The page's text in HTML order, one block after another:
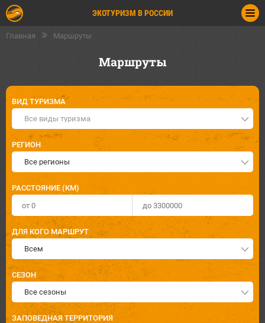
ЭКОТУРИЗМ В РОССИИ
Главная Маршруты
Маршруты
ВИД ТУРИЗМА
Все виды туризма
РЕГИОН
Все регионы
РАССТОЯНИЕ (КМ)
ДЛЯ КОГО МАРШРУТ
Всем
СЕЗОН
Все сезоны
ЗАПОВЕДНАЯ ТЕРРИТОРИЯ